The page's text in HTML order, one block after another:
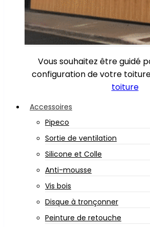
Vous souhaitez être guidé
configuration de votre
toiture
Accessoires
Pipeco
Sortie de ventilation
Silicone et Colle
Anti-mousse
Vis bois
Disque à tronçonner
Peinture de retouche